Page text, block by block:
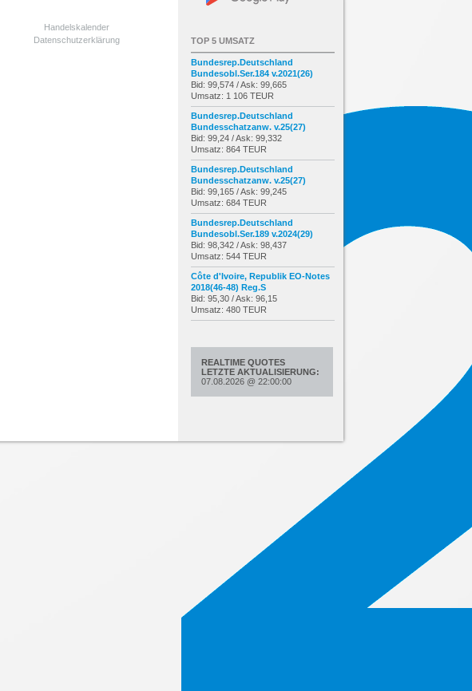
Handelskalender
Datenschutzerklärung TOP 5 UMSATZ
Bundesrep.Deutschland
Bundesobl.Ser.184 v.2021(26)
Bid: 99,574 / Ask: 99,665
Umsatz: 1 106 TEUR
Bundesrep.Deutschland
Bundesschatzanw. v.25(27)
Bid: 99,24 / Ask: 99,332
Umsatz: 864 TEUR
Bundesrep.Deutschland
Bundesschatzanw. v.25(27)
Bid: 99,165 / Ask: 99,245
Umsatz: 684 TEUR
Bundesrep.Deutschland
Bundesobl.Ser.189 v.2024(29)
Bid: 98,342 / Ask: 98,437
Umsatz: 544 TEUR
Côte d'Ivoire, Republik EO-Notes
2018(46-48) Reg.S
Bid: 95,30 / Ask: 96,15
Umsatz: 480 TEUR
REALTIME QUOTES
LETZTE AKTUALISIERUNG:
07.08.2026 @ 22:00:00